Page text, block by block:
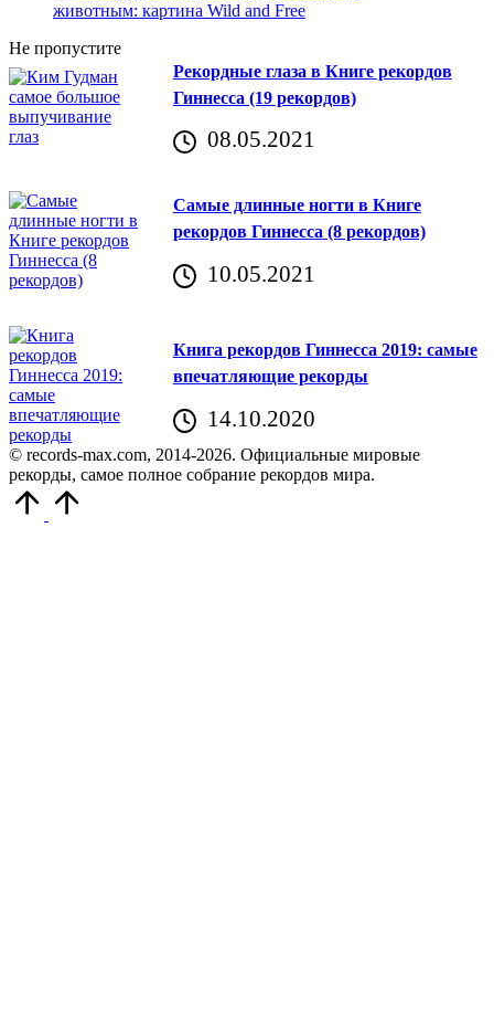
Не пропустите
Рекордные глаза в Книге рекордов
Гиннесса (19 рекордов)
08.05.2021
Самые длинные ногти в Книге
рекордов Гиннесса (8 рекордов)
10.05.2021
Книга рекордов Гиннесса 2019: самые
впечатляющие рекорды
14.10.2020
© records-max.com, 2014-2026. Официальные мировые
рекорды, самое полное собрание рекордов мира.